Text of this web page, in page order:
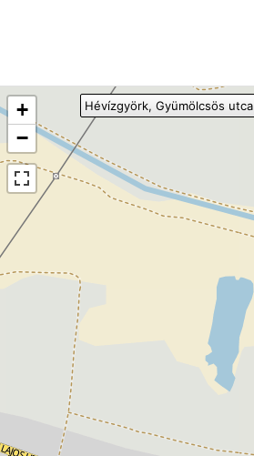
+
−
Hévízgyörk, Gyümölcsös utca